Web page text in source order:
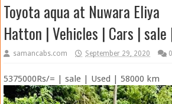
Toyota aqua at Nuwara Eliya
Hatton | Vehicles | Cars |
samancabs.com September 29, 2020 0
5375000Rs/= | sale | Used | 58000 km